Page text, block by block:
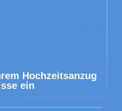
Hochzeitsanzug
ein